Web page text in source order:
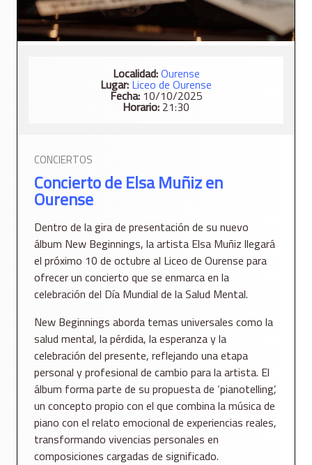
Localidad:Ourense
Lugar: Liceo de Ourense
Fecha:10/10/2025
Horario: 21:30
CONCIERTOS
Concierto de Elsa Muñiz en
Ourense
Dentro de la gira de presentación de su nuevo
álbum New Beginnings, la artista Elsa Muñiz llegará
el próximo 10 de octubre al Liceo de Ourense para
ofrecer un concierto que se enmarca en la
celebración del Día Mundial de la Salud Mental.
New Beginnings aborda temas universales como la
salud mental, la pérdida, la esperanza y la
celebración del presente, reflejando una etapa
personal y profesional de cambio para la artista. El
álbum forma parte de su propuesta de ‘pianotelling’,
un concepto propio con el que combina la música de
piano con el relato emocional de experiencias reales,
transformando vivencias personales en
composiciones cargadas de significado.